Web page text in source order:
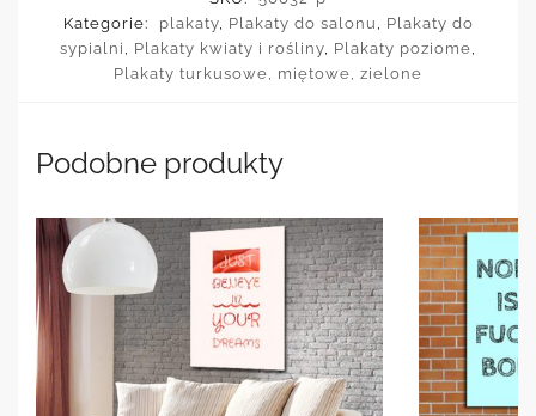
Kategorie:
plakaty, Plakaty do salonu , Plakaty do
sypialni , Plakaty kwiaty i rośliny, Plakaty poziome,
Plakaty turkusowe, miętowe, zielone
Podobne produkty